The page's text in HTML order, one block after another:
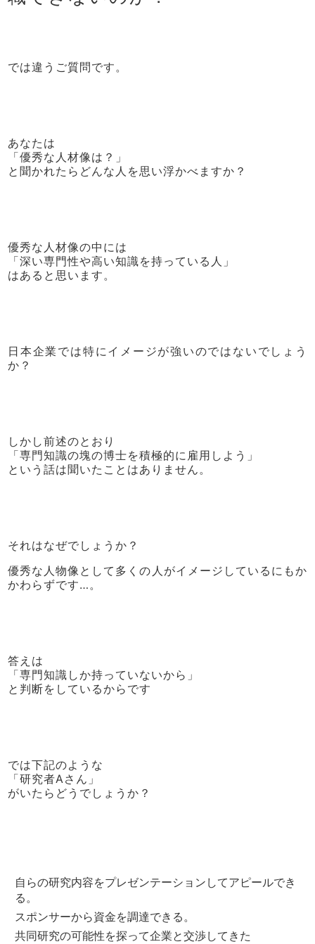
では違うご質問です。
あなたは
「優秀な人材像は？」
と聞かれたらどんな人を思い浮かべますか？
優秀な人材像の中には
「深い専門性や高い知識を持っている人」
はあると思います。
日本企業では特にイメージが強いのではないでしょう
か？
しかし前述のとおり
「専門知識の塊の博士を積極的に雇用しよう」
という話は聞いたことはありません。
それはなぜでしょうか？
優秀な人物像として多くの人がイメージしているにもか
かわらずです…。
答えは
「専門知識しか持っていないから」
と判断をしているからです
では下記のような
「研究者Aさん」
がいたらどうでしょうか？
自らの研究内容をプレゼンテーションしてアピールでき
る。
スポンサーから資金を調達できる。
共同研究の可能性を探って企業と交渉してきた